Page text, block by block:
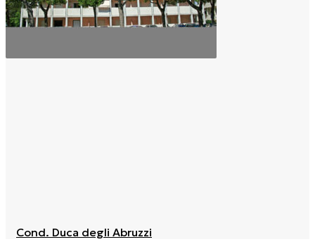
Cond. Duca degli Abruzzi